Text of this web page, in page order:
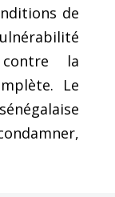
de
la
Le